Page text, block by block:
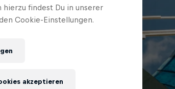
findest Du in unserer
Cookie-Einstellungen.
akzeptieren